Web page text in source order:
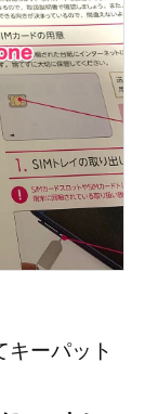
キーパット